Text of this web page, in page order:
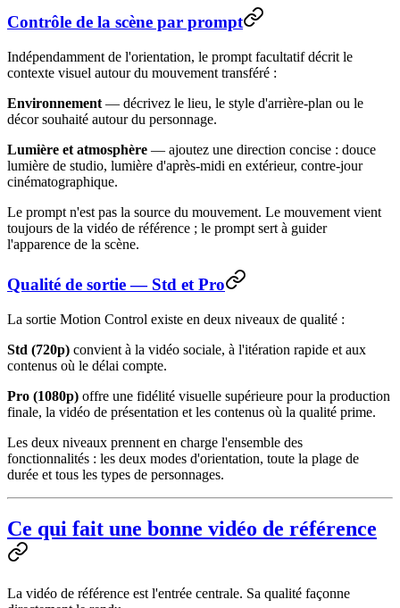
Contrôle de la scène par prompt
Indépendamment de l'orientation, le prompt facultatif décrit le
contexte visuel autour du mouvement transféré :
Environnement — décrivez le lieu, le style d'arrière-plan ou le
décor souhaité autour du personnage.
Lumière et atmosphère — ajoutez une direction concise : douce
lumière de studio, lumière d'après-midi en extérieur, contre-jour
cinématographique.
Le prompt n'est pas la source du mouvement. Le mouvement vient
toujours de la vidéo de référence ; le prompt sert à guider
l'apparence de la scène.
Qualité de sortie — Std et Pro
La sortie Motion Control existe en deux niveaux de qualité :
Std (720p) convient à la vidéo sociale, à l'itération rapide et aux
contenus où le délai compte.
Pro (1080p) offre une fidélité visuelle supérieure pour la production
finale, la vidéo de présentation et les contenus où la qualité prime.
Les deux niveaux prennent en charge l'ensemble des
fonctionnalités : les deux modes d'orientation, toute la plage de
durée et tous les types de personnages.
Ce qui fait une bonne vidéo de référence
La vidéo de référence est l'entrée centrale. Sa qualité façonne